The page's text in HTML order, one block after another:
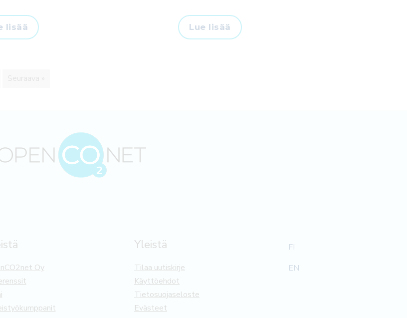
lisää Lue lisää
Oy
Yleistä
Tilaa uutiskirje
Käyttöehdot
Tietosuojaseloste
Evästeet
FI
EN